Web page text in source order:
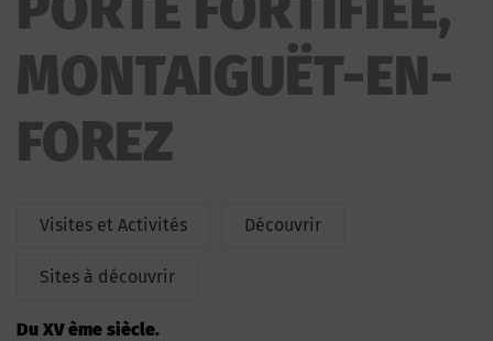
MONTAIGUËT-EN-
FOREZ
Visites et Activités Découvrir
Sites à découvrir
Du XV ème siècle.